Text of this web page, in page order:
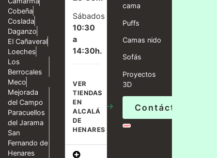
Cobeña
Coslada
Daganzo
El Cañaveral
Loeches
Los
Berrocales
Meco
Mejorada
del Campo
Paracuellos
del Jarama
San
Fernando de
Henares
Sábados
10:30
a
14:30h.
VER
TIENDAS
EN
ALCALÁ
DE
HENARES
→
cama
Puffs
Camas nido
Sofás
Proyectos
3D
Contáctanos